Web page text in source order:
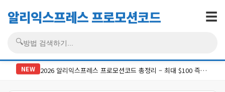
알리익스프레스 프로모션코드
검색
🔍
☰
NEW 2026 알리익스프레스 프로모션코드 총정리 – 최대 $100 즉시할인 코드 6종 + 적용법 [최신]